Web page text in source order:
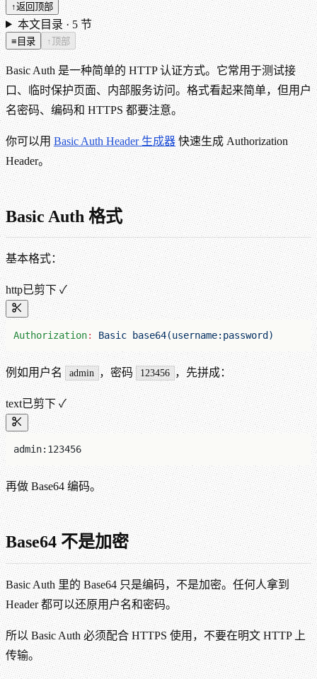
↑返回顶部
本文目录 ·5节
≡ 目录 ↑顶部
Basic Auth 是一种简单的 HTTP 认证方式。它常用于测试接
口、临时保护页面、内部服务访问。格式看起来简单，但用户
名密码、编码和 HTTPS 都要注意。
你可以用Basic Auth Header 生成器快速生成 Authorization
Header。
Basic Auth 格式
基本格式：
http已剪下 ✓
Authorization: Basic base64(username:password)
例如用户名 admin ，密码 123456 ，先拼成：
text已剪下 ✓
admin:123456
再做 Base64 编码。
Base64 不是加密
Basic Auth 里的 Base64 只是编码，不是加密。任何人拿到
Header 都可以还原用户名和密码。
所以 Basic Auth 必须配合 HTTPS 使用，不要在明文 HTTP 上
传输。